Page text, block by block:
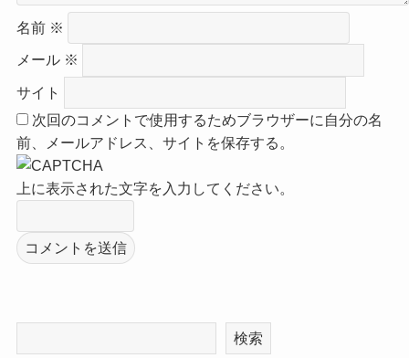
名前 ※
メール ※
サイト
次回のコメントで使用するためブラウザーに自分の名
前、メールアドレス、サイトを保存する。
上に表示された文字を入力してください。
検索